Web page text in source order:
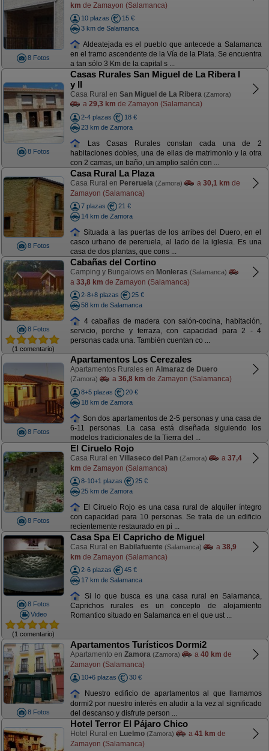
8 Fotos
km de Zamayon (Salamanca)
10 plazas
15 €
3 km de Salamanca
Aldeatejada es el pueblo que antecede a Salamanca
en el tramo ascendente de la Vía de la Plata. Se encuentra
a tan sólo 3 Km de la capital s ...
8 Fotos
Casas Rurales San Miguel de La Ribera I
y II
Casa Rural en San Miguel de La Ribera (Zamora)
a 29,3 km de Zamayon (Salamanca)
2-4 plazas
18 €
23 km de Zamora
Las Casas Rurales constan cada una de 2
habitaciones dobles, una de ellas de matrimonio y la otra
con 2 camas, un baño, un amplio salón con ...
8 Fotos
Casa Rural La Plaza
Casa Rural en Pereruela (Zamora) a 30,1 km de
Zamayon (Salamanca)
7 plazas
21 €
14 km de Zamora
Situada a las puertas de los arribes del Duero, en el
casco urbano de pereruela, al lado de la iglesia. Es una
casa de dos plantas, que cons ...
8 Fotos
(1 comentario)
Cabañas del Cortino
Camping y Bungalows en Monleras (Salamanca)
a 33,8 km de Zamayon (Salamanca)
2-8+8 plazas
25 €
58 km de Salamanca
4 cabañas de madera con salón-cocina, habitación,
servicio, porche y terraza, con capacidad para 2 - 4
personas cada una. También cuentan co ...
8 Fotos
Apartamentos Los Cerezales
Apartamentos Rurales en Almaraz de Duero
(Zamora) a 36,8 km de Zamayon (Salamanca)
8+5 plazas
20 €
18 km de Zamora
Son dos apartamentos de 2-5 personas y una casa de
6-11 personas. La casa está diseñada siguiendo los
modelos tradicionales de la Tierra del ...
8 Fotos
El Ciruelo Rojo
Casa Rural en Villaseco del Pan (Zamora) a 37,4
km de Zamayon (Salamanca)
8-10+1 plazas
25 €
25 km de Zamora
El Ciruelo Rojo es una casa rural de alquiler íntegro
con capacidad para 10 personas. Se trata de un edificio
recientemente restaurado en pi ...
8 Fotos
Video
(1 comentario)
Casa Spa El Capricho de Miguel
Casa Rural en Babilafuente (Salamanca) a 38,9
km de Zamayon (Salamanca)
2-6 plazas
45 €
17 km de Salamanca
Si lo que busca es una casa rural en Salamanca,
Caprichos rurales es un concepto de alojamiento
Romantico situado en Salamanca en el que ust ...
8 Fotos
Apartamentos Turísticos Dormi2
Apartamento en Zamora (Zamora) a 40 km de
Zamayon (Salamanca)
10+6 plazas 30 €
Nuestro edificio de apartamentos al que llamamos
dormi2 por nuestro interés en aludir a la vez al significado
del descanso y disfrute person ...
Hotel Terror El Pájaro Chico
Hotel Rural en Luelmo (Zamora) a 41 km de
Zamayon (Salamanca)